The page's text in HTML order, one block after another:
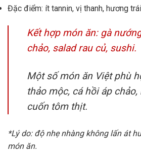
Đặc điểm: ít tannin, vị thanh, hương
Kết hợp món ăn: gà
chảo, salad rau củ, sushi.
Một số món ăn Việt phù
thảo mộc, cá hồi áp
cuốn tôm thịt.
*Lý do: độ nhẹ nhàng không lấn át
món ăn.